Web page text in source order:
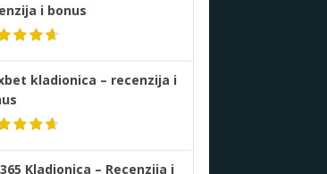
i bonus
kladionica – recenzija i
Kladionica – Recenzija i